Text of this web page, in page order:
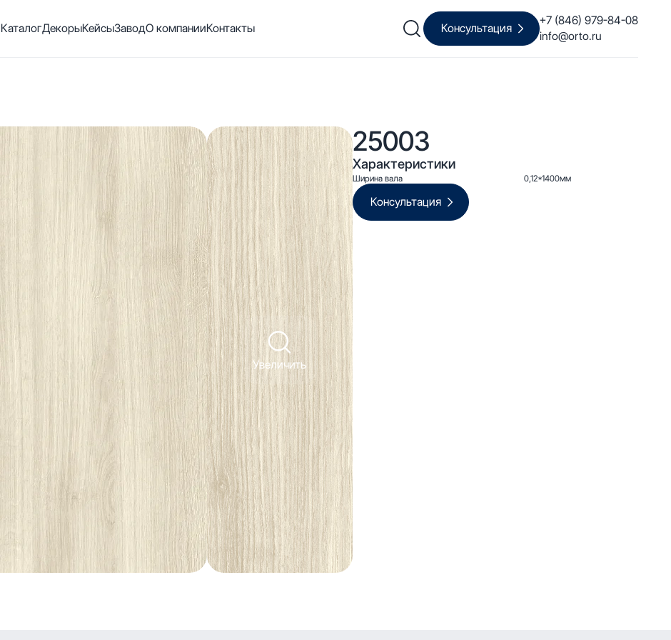
КаталогДекорыКейсыЗаводО компанииКонтакты Консультация
+7 (846) 979-84-08
info@orto.ru
Увеличить
25003
Характеристики
Ширина вала 0,12*1400мм
Консультация